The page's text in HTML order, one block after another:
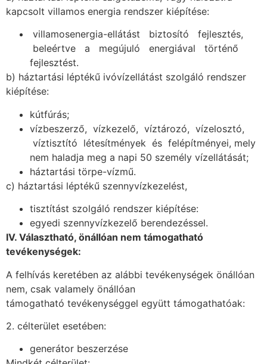
kapcsolt villamos energia rendszer kiépítése:
villamosenergia-ellátást biztosító fejlesztés,
beleértve a megújuló energiával történő
fejlesztést.
b) háztartási léptékű ivóvízellátást szolgáló rendszer
kiépítése:
kútfúrás;
vízbeszerző, vízkezelő, víztározó, vízelosztó,
víztisztító létesítmények és felépítményei, mely
nem haladja meg a napi 50 személy vízellátását;
háztartási törpe-vízmű.
c) háztartási léptékű szennyvízkezelést,
tisztítást szolgáló rendszer kiépítése:
egyedi szennyvízkezelő berendezéssel.
IV. Választható, önállóan nem támogatható
tevékenységek:
A felhívás keretében az alábbi tevékenységek önállóan
nem, csak valamely önállóan
támogatható tevékenységgel együtt támogathatóak:
2. célterület esetében:
generátor beszerzése